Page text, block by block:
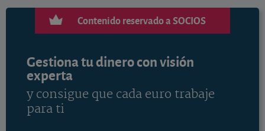
Contenido reservado a SOCIOS
Gestiona tu dinero con visión
experta
y consigue que cada euro trabaje
para ti